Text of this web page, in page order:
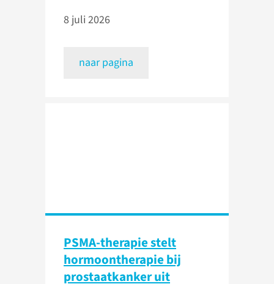
8 juli 2026
naar pagina
PSMA-therapie stelt
hormoontherapie bij
prostaatkanker uit